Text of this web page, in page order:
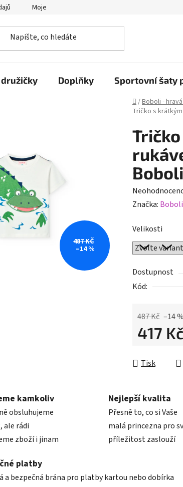
Moje objednávka
Doplňky Sportovní šaty
Domů
/Boboli -
Tričko s
Boboli
Průměrné
hodnocení
je
0,0
z
5
hvězdiček.
Značka: Boboli
Velikosti
Dostupnost
Kód:
487 Kč –14 %
417 Kč
Tisk
487 KČ
–14 %
kamkoliv
obsluhujeme
ale rádi
zboží i jinam
Nejlepší kvalita
Přesně to, co si Vaše
malá princezna pro
příležitost zaslouží
platby
a bezpečná brána pro platby kartou nebo dobírka